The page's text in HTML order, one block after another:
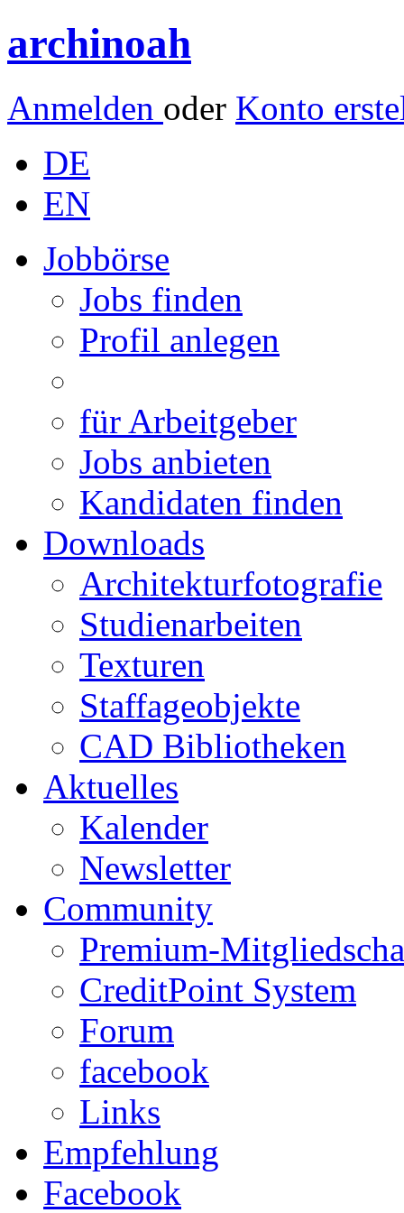
archinoah
Anmelden oder Konto
DE
EN
Jobbörse
Jobs finden
Profil anlegen
für Arbeitgeber
Jobs anbieten
Kandidaten finden
Downloads
Architekturfotografie
Studienarbeiten
Texturen
Staffageobjekte
CAD Bibliotheken
Aktuelles
Kalender
Newsletter
Community
Premium-
CreditPoint System
Forum
facebook
Links
Empfehlung
Facebook